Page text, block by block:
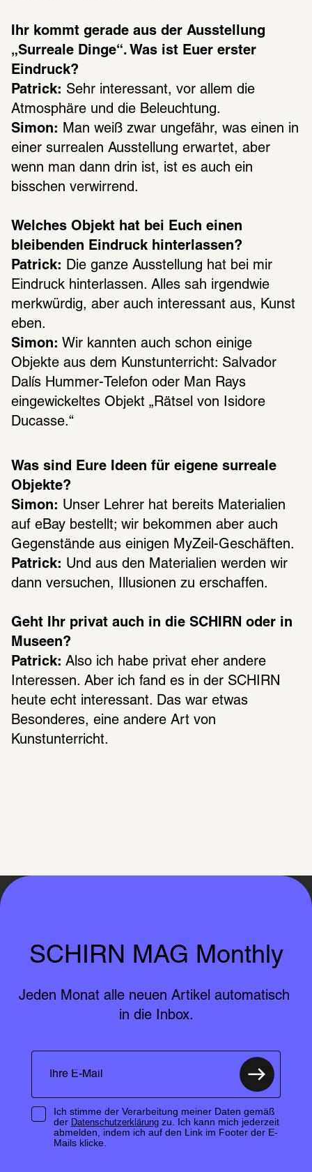
Ihr kommt gerade aus der Ausstellung
„Surreale Dinge“. Was ist Euer erster
Eindruck?
Patrick: Sehr interessant, vor allem die
Atmosphäre und die Beleuchtung.
Simon:
Man weiß zwar ungefähr, was einen in
einer surrealen Ausstellung erwartet, aber
wenn man dann drin ist, ist es auch ein
bisschen verwirrend.
Welches Objekt hat bei Euch einen
bleibenden Eindruck hinterlassen?
Patrick:
Die ganze Ausstellung hat bei mir
Eindruck hinterlassen. Alles sah irgendwie
merkwürdig, aber auch interessant aus, Kunst
eben.
Simon: Wir kannten auch schon einige
Objekte aus dem Kunstunterricht: Salvador
Dalís Hummer-Telefon oder Man Rays
eingewickeltes Objekt „Rätsel von Isidore
Ducasse.“
Was sind Eure Ideen für eigene surreale
Objekte?
Simon: Unser Lehrer hat bereits Materialien
auf eBay bestellt; wir bekommen aber auch
Gegenstände aus einigen MyZeil-Geschäften.
Patrick: Und aus den Materialien werden wir
dann versuchen, Illusionen zu erschaffen.
Geht Ihr privat auch in die SCHIRN oder in
Museen?
Patrick: Also ich habe privat eher andere
Interessen. Aber ich fand es in der SCHIRN
heute echt interessant. Das war etwas
Besonderes, eine andere Art von
Kunstunterricht.
SCHIRN MAG Monthly
Jeden Monat alle neuen Artikel automatisch
in die Inbox.
Ich stimme der Verarbeitung meiner Daten gemäß
der Datenschutzerklärungzu. Ich kann mich jederzeit
abmelden, indem ich auf den Link im Footer der E-
Mails klicke.